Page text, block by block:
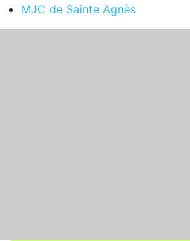
MJC de Sainte Agnès